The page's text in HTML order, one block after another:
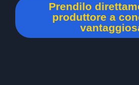
Prendilo
produttore a